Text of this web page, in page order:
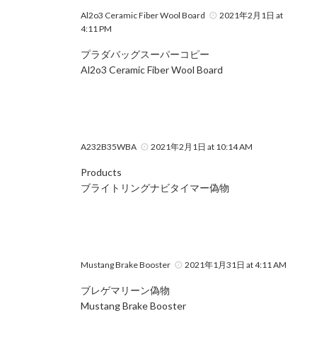
Al2o3 Ceramic Fiber Wool Board
2021年2月1日 at
4:11 PM
プラダバッグスーパーコピー
Al2o3 Ceramic Fiber Wool Board
A232B35WBA 2021年2月1日 at 10:14 AM
Products
ブライトリングナビタイマー偽物
Mustang Brake Booster 2021年1月31日 at 4:11 AM
ブレゲマリーン偽物
Mustang Brake Booster